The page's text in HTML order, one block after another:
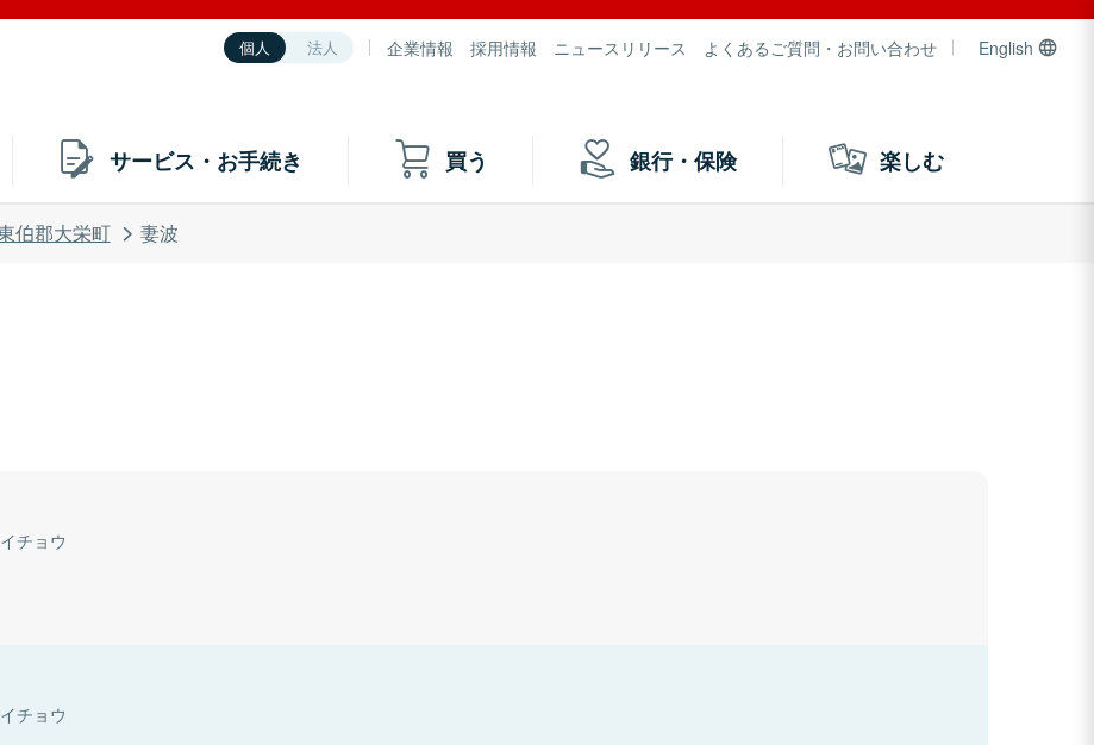
個人 法人 企業情報 採用情報 ニュースリリース よくあるご質問・お問い合わせ English
サービス・お手続き 買う 銀行・保険 楽しむ
伯郡大栄町 妻波
チョウ
チョウ